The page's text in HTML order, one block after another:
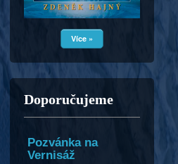
Více »
Doporučujeme
Pozvánka na
Vernisáž